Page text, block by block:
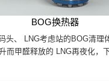
BOG换热器
头、 LNG考虑站的BOG清理
而甲醛释放的 LNG再夜化，